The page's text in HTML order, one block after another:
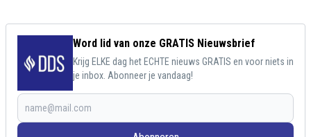
Word lid van onze GRATIS Nieuwsbrief
Krijg ELKE dag het ECHTE nieuws GRATIS en voor niets in
je inbox. Abonneer je vandaag!